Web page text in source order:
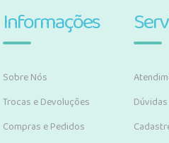
Informações
Sobre Nós
Trocas e Devoluções
Compras e Pedidos
Dúvidas